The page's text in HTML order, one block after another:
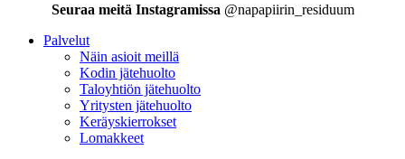
Seuraa meitä Instagramissa @napapiirin_residuum
Palvelut
Näin asioit meillä
Kodin jätehuolto
Taloyhtiön jätehuolto
Yritysten jätehuolto
Keräyskierrokset
Lomakkeet